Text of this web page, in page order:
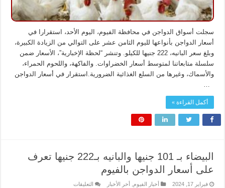
سجلت أسواق الدواجن في محافظة الفيوم، اليوم الأحد، استقرارا في
أسعار الدواجن بأنواعها لليوم الثامن عشر على التوالي من الزيادة الكبيرة،
وبلغ سعر البانيه، 222 جنيها للكيلو. وتنشر “لحظة الإخبارية”، الأسعار ضمن
سلسلة متابعاتنا لمتوسط أسعار الخضراوات. والفاكهة، واللحوم الحمراء،
والأسماك، وغيرها من السلع الغذائية الضرورية.استقرار في أسعار الدواجن
…
أكمل القراءة »
البيضاء بـ 101 جنيها والبانيه بـ222 جنيها تعرف
على أسعار الدواجن بالفيوم
فبراير 17, 2024 أخبار الفيوم أخر الأخبار التعليقاتعلى